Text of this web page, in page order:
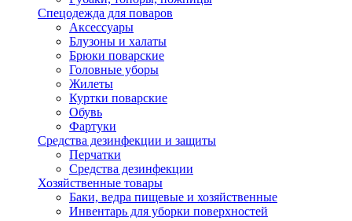
Спецодежда для поваров
Аксессуары
Блузоны и халаты
Брюки поварские
Головные уборы
Жилеты
Куртки поварские
Обувь
Фартуки
Средства дезинфекции и защиты
Перчатки
Средства дезинфекции
Хозяйственные товары
Баки, ведра пищевые и хозяйственные
Инвентарь для уборки поверхностей